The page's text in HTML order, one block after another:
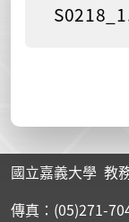
國立嘉義大學 教
傳真：(05)271-